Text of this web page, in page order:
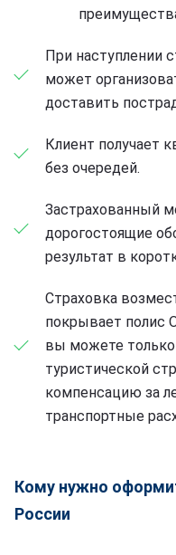
При наступлении
может
доставить
Клиент получает
без очередей.
Застрахованный
дорогостоящие
результат в
Страховка
покрывает полис
вы можете
туристической
компенсацию за
транспортные
Кому нужно
России